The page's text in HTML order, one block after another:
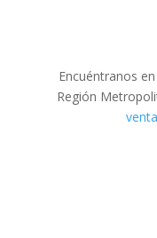
Encuéntranos
Región